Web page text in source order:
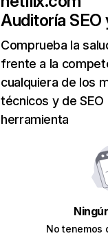
Auditoría SEO
Comprueba la
frente a la
cualquiera de los
técnicos y de
herramienta
No tenemos